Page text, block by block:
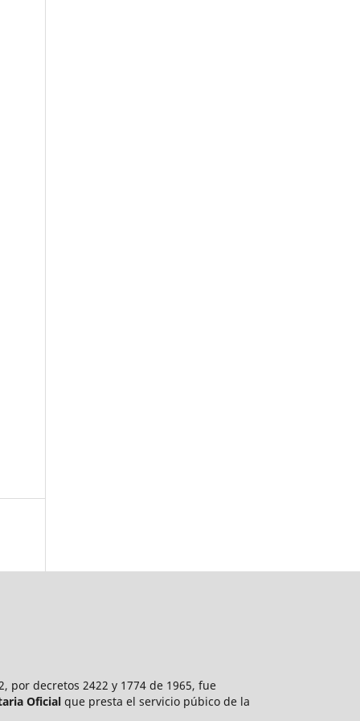
por decretos 2422 y 1774 de 1965, fue
Oficial que presta el servicio púbico de la